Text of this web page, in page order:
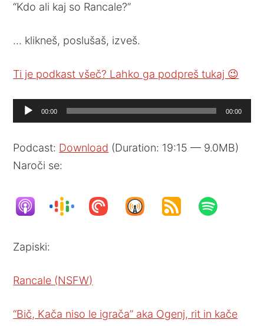
“Kdo ali kaj so Rancale?”
… klikneš, poslušaš, izveš.
Ti je podkast všeč? Lahko ga podpreš tukaj 😉
Audio
Player
00:00 00:00
Podcast: Download (Duration: 19:15 — 9.0MB)
Naroči se:
Zapiski:
Rancale (NSFW)
“Bič, Kača niso le igrača” aka Ogenj, rit in kače